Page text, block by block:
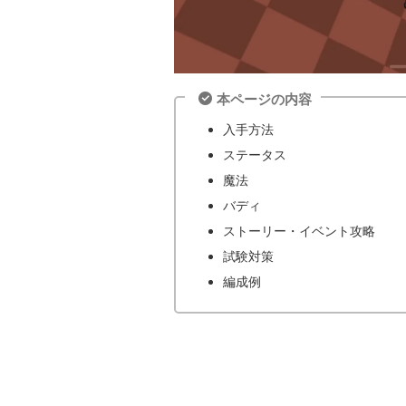
本ページの内容
入手方法
ステータス
魔法
バディ
ストーリー・イベント攻略
試験対策
編成例